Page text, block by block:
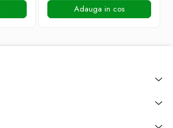
Adauga in cos